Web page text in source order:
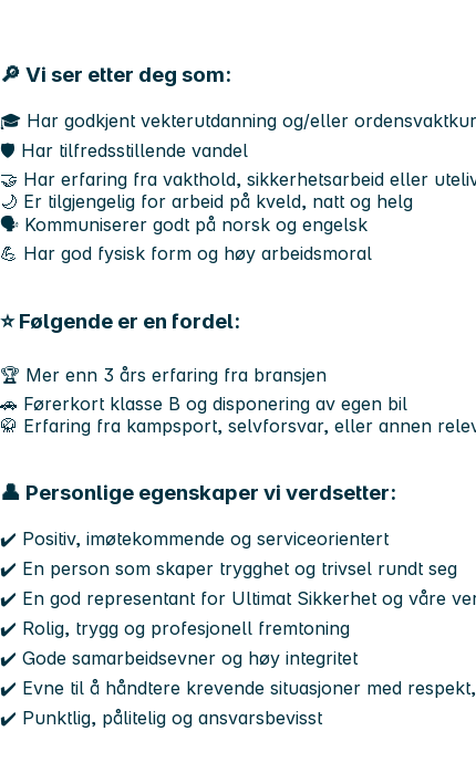
🔎 Vi ser etter deg som:
🎓 Har godkjent vekterutdanning og/eller
🛡️ Har tilfredsstillende vandel
🤝 Har erfaring fra vakthold, sikkerhetsarbeid eller
🌙 Er tilgjengelig for arbeid på kveld, natt og helg
🗣️ Kommuniserer godt på norsk og engelsk
💪 Har god fysisk form og høy arbeidsmoral
⭐ Følgende er en fordel:
🏆 Mer enn 3 års erfaring fra bransjen
🚗 Førerkort klasse B og disponering av egen bil
🥋 Erfaring fra kampsport, selvforsvar, eller annen
👤 Personlige egenskaper vi verdsetter:
✔️ Positiv, imøtekommende og serviceorientert
✔️ En person som skaper trygghet og trivsel rundt seg
✔️ En god representant for Ultimat Sikkerhet og våre
✔️ Rolig, trygg og profesjonell fremtoning
✔️ Gode samarbeidsevner og høy integritet
✔️ Evne til å håndtere krevende situasjoner med
✔️ Punktlig, pålitelig og ansvarsbevisst